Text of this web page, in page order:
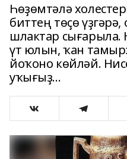
Һөҙөмтәлә
биттең төҫө
шлактар
үт юлын, ҡан
йоҡоно көйләй.
уҡығыҙ...